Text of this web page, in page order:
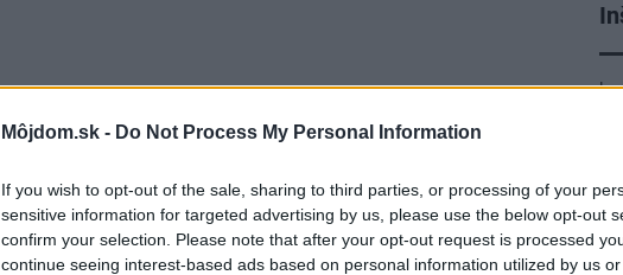
Môjdom.sk - Do Not Process My Personal Information
If you wish to opt-out of the sale, sharing to third parties, or processing of your
sensitive information for targeted advertising by us, please use the below opt-out
confirm your selection. Please note that after your opt-out request is processed
continue seeing interest-based ads based on personal information utilized by us